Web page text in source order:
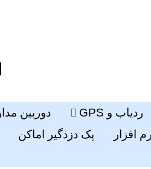
ردیاب و GPS دوربین
افزار پک دزدگیر اماکن